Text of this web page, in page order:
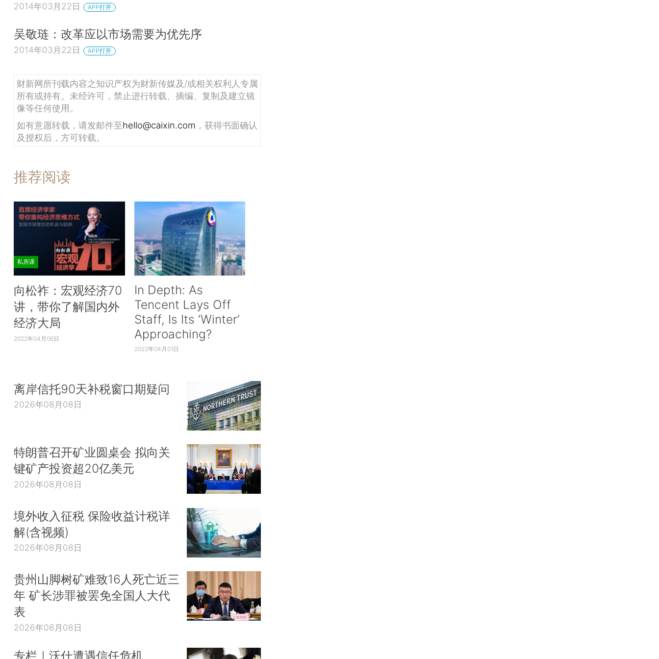
2014年03月22日 APP打开
吴敬琏：改革应以市场需要为优先序
2014年03月22日 APP打开
财新网所刊载内容之知识产权为财新传媒及/或相关权利人专属
所有或持有。未经许可，禁止进行转载、摘编、复制及建立镜
像等任何使用。
如有意愿转载，请发邮件至hello@caixin.com ，获得书面确认
及授权后，方可转载。
推荐阅读
私房课
向松祚：宏观经济70
讲，带你了解国内外
经济大局
2022年04月06日
In Depth: As
Tencent Lays Off
Staff, Is Its ‘Winter’
Approaching?
2022年04月01日
离岸信托90天补税窗口期疑问
2026年08月08日
特朗普召开矿业圆桌会 拟向关
键矿产投资超20亿美元
2026年08月08日
境外收入征税 保险收益计税详
解(含视频)
2026年08月08日
贵州山脚树矿难致16人死亡近三
年 矿长涉罪被罢免全国人大代
表
2026年08月08日
专栏｜沃什遭遇信任危机